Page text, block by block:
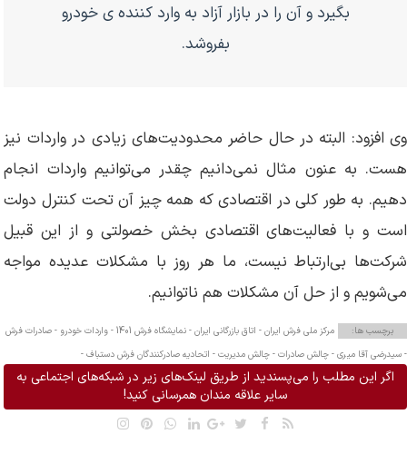
بگیرد و آن را در بازار آزاد به وارد کننده ی خودرو
بفروشد.
وی افزود: البته در حال حاضر محدودیت‌های زیادی در واردات نیز
هست. به عنون مثال نمی‌دانیم چقدر می‌توانیم واردات انجام
دهیم. به طور کلی در اقتصادی که همه چیز آن تحت کنترل دولت
است و با فعالیت‌های اقتصادی بخش خصولتی و از این قبیل
شرکت‌ها بی‌ارتباط نیست، ما هر روز با مشکلات عدیده مواجه
می‌شویم و از حل آن مشکلات هم ناتوانیم.
برچسب ها: مرکز ملی فرش ایران - اتاق بازرگانی ایران - نمایشگاه فرش 1401 - واردات خودرو - صادرات فرش
- سیدرضی آقا میری - چالش صادرات - چالش مدیریت - اتحادیه صادرکنندگان فرش دستباف -
اگر این مطلب را می‌پسندید از طریق لینک‌های زیر در شبکه‌های اجتماعی به
سایر علاقه مندان همرسانی کنید!